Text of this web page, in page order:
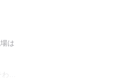
は
…